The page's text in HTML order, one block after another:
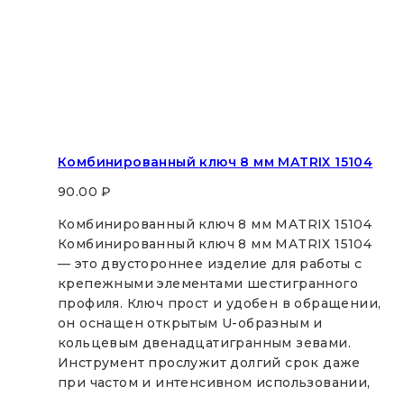
Комбинированный ключ 8 мм MATRIX 15104
90.00₽
Комбинированный ключ 8 мм MATRIX 15104
Комбинированный ключ 8 мм MATRIX 15104
— это двустороннее изделие для работы с
крепежными элементами шестигранного
профиля. Ключ прост и удобен в обращении,
он оснащен открытым U-образным и
кольцевым двенадцатигранным зевами.
Инструмент прослужит долгий срок даже
при частом и интенсивном использовании,